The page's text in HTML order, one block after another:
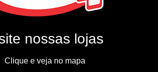
nossas lojas
Clique e veja no mapa